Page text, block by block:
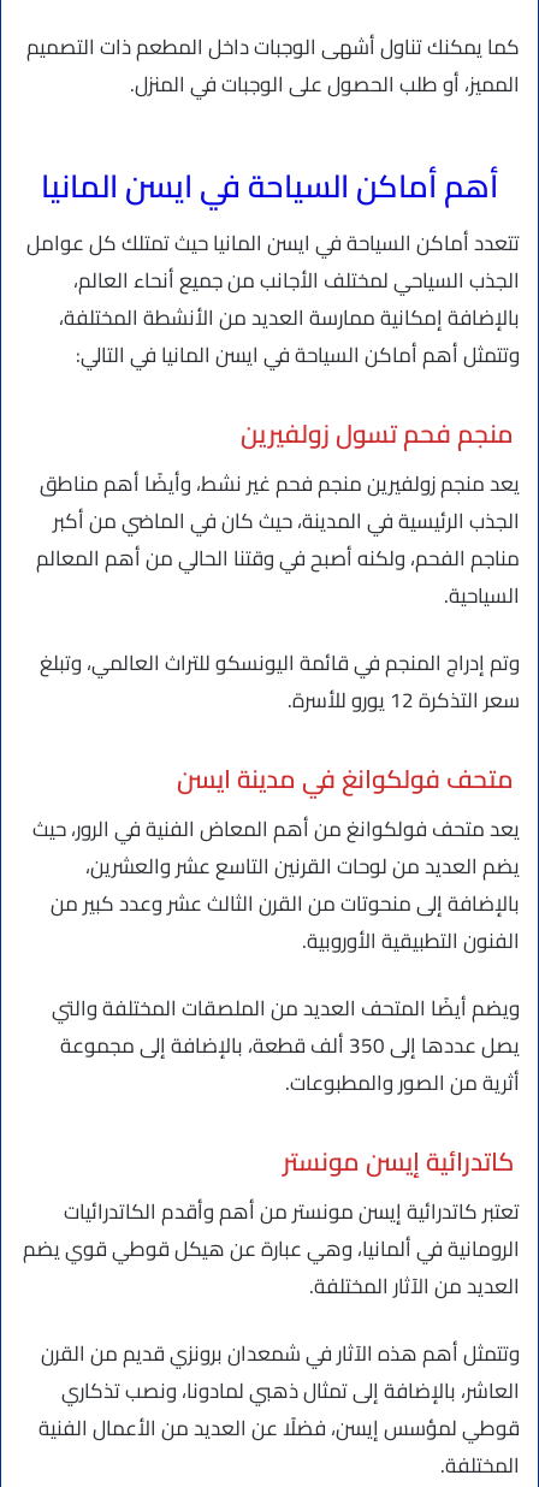
كما يمكنك تناول أشهى الوجبات داخل المطعم ذات التصميم
المميز، أو طلب الحصول على الوجبات في المنزل.
أهم أماكن السياحة في ايسن المانيا
تتعدد أماكن السياحة في ايسن المانيا حيث تمتلك كل عوامل
الجذب السياحي لمختلف الأجانب من جميع أنحاء العالم،
بالإضافة إمكانية ممارسة العديد من الأنشطة المختلفة،
وتتمثل أهم أماكن السياحة في ايسن المانيا في التالي:
منجم فحم تسول زولفيرين
يعد منجم زولفيرين منجم فحم غير نشط، وأيضًا أهم مناطق
الجذب الرئيسية في المدينة، حيث كان في الماضي من أكبر
مناجم الفحم، ولكنه أصبح في وقتنا الحالي من أهم المعالم
السياحية.
وتم إدراج المنجم في قائمة اليونسكو للتراث العالمي، وتبلغ
سعر التذكرة 12 يورو للأسرة.
متحف فولكوانغ في مدينة ايسن
يعد متحف فولكوانغ من أهم المعاض الفنية في الرور، حيث
يضم العديد من لوحات القرنين التاسع عشر والعشرين،
بالإضافة إلى منحوتات من القرن الثالث عشر وعدد كبير من
الفنون التطبيقية الأوروبية.
ويضم أيضًا المتحف العديد من الملصقات المختلفة والتي
يصل عددها إلى 350 ألف قطعة، بالإضافة إلى مجموعة
أثرية من الصور والمطبوعات.
كاتدرائية إيسن مونستر
تعتبر كاتدرائية إيسن مونستر من أهم وأقدم الكاتدرائيات
الرومانية في ألمانيا، وهي عبارة عن هيكل قوطي قوي يضم
العديد من الآثار المختلفة.
وتتمثل أهم هذه الآثار في شمعدان برونزي قديم من القرن
العاشر، بالإضافة إلى تمثال ذهبي لمادونا، ونصب تذكاري
قوطي لمؤسس إيسن، فضلًا عن العديد من الأعمال الفنية
المختلفة.